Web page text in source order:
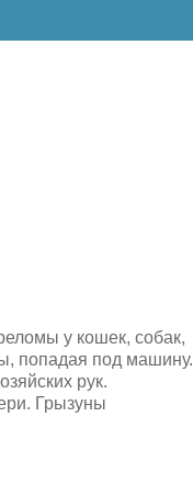
у кошек, собак,
попадая под машину.
рук.
Грызуны